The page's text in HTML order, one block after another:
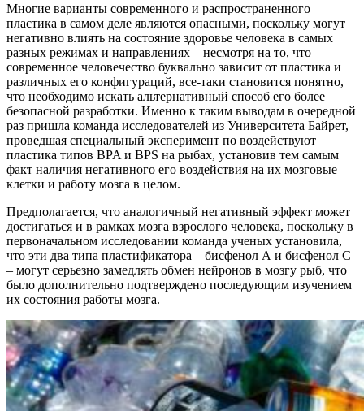
Многие варианты современного и распространенного
пластика в самом деле являются опасными, поскольку могут
негативно влиять на состояние здоровье человека в самых
разных режимах и направлениях – несмотря на то, что
современное человечество буквально зависит от пластика и
различных его конфигураций, все-таки становится понятно,
что необходимо искать альтернативный способ его более
безопасной разработки. Именно к таким выводам в очередной
раз пришла команда исследователей из Университета Байрет,
проведшая специальный эксперимент по воздействуют
пластика типов BPA и BPS на рыбах, установив тем самым
факт наличия негативного его воздействия на их мозговые
клетки и работу мозга в целом.
Предполагается, что аналогичный негативный эффект может
достигаться и в рамках мозга взрослого человека, поскольку в
первоначальном исследовании команда ученых установила,
что эти два типа пластификатора – бисфенол А и бисфенол С
– могут серьезно замедлять обмен нейронов в мозгу рыб, что
было дополнительно подтверждено последующим изучением
их состояния работы мозга.